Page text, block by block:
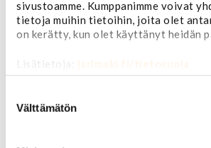
sivustoamme. Kumppanimme voivat
tietoja muihin tietoihin, joita olet
on kerätty, kun olet käyttänyt heidän
Lisätietoja: jarimaki.fi/tietosuoja
valinta
Välttämätön
Jarruputkiliitin 1/4
putkelle 1/2"-20
putkelle